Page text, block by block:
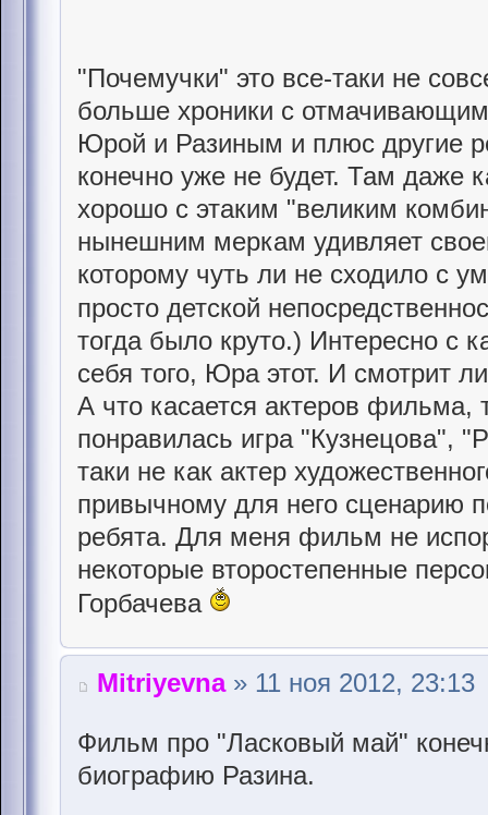
"Почемучки" это все-таки не
больше хроники с
Юрой и Разиным и плюс другие
конечно уже не будет. Там даже
хорошо с этаким "великим
нынешним меркам удивляет
которому чуть ли не сходило с
просто детской
тогда было круто.) Интересно с
себя того, Юра этот. И смотрит
А что касается актеров фильма,
понравилась игра "Кузнецова",
таки не как актер
привычному для него сценарию
ребята. Для меня фильм не
некоторые второстепенные
Горбачева
Mitriyevna» 11 ноя 2012, 23:13
Фильм про "Ласковый май"
биографию Разина.